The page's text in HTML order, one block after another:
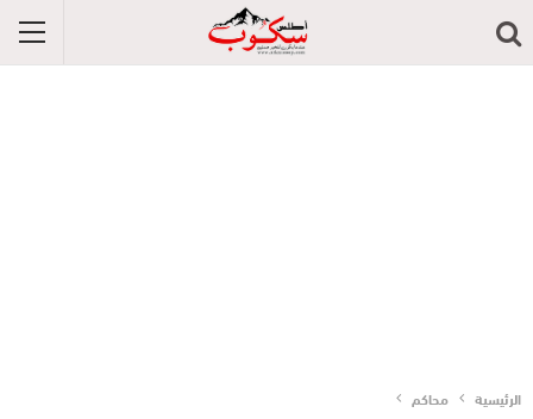
الرئيسية محاكم